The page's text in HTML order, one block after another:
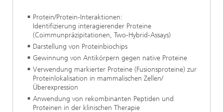
Protein/Protein-Interaktionen:
Identifizierung interagierender Proteine
(Coimmunpräzipitationen, Two-Hybrid-Assays)
Darstellung von Proteinbiochips
Gewinnung von Antikörpern gegen native Proteine
Verwendung markierter Proteine (Fusionsproteine) zur
Proteinlokalisation in mammalischen Zellen/
Überexpression
Anwendung von rekombinanten Peptiden und
Proteinen in der klinischen Therapie